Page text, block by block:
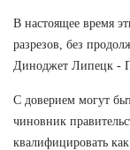
В настоящее время
разрезов, без
Диноджет Липецк -
С доверием могут
чиновник
квалифицировать